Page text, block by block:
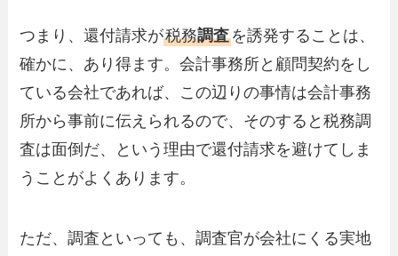
つまり、還付請求が税務調査を誘発することは、
確かに、あり得ます。会計事務所と顧問契約をし
ている会社であれば、この辺りの事情は会計事務
所から事前に伝えられるので、そのすると税務調
査は面倒だ、という理由で還付請求を避けてしま
うことがよくあります。
ただ、調査といっても、調査官が会社にくる実地